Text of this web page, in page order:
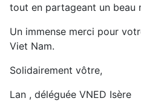
tout en partageant un beau
Un immense merci pour
Viet Nam.
Solidairement vôtre,
Lan , déléguée VNED Isère